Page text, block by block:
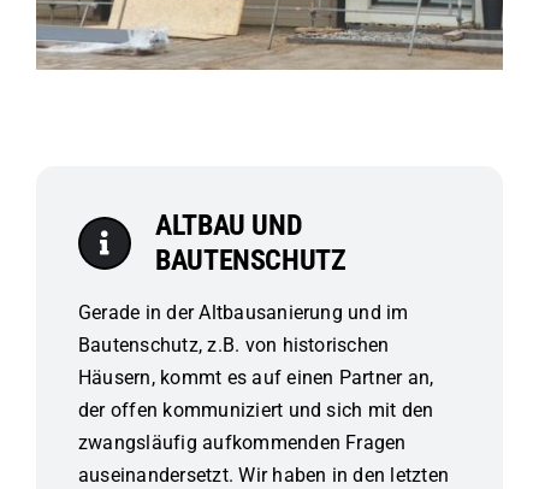
ALTBAU UND
BAUTENSCHUTZ
Gerade in der Altbausanierung und im
Bautenschutz, z.B. von historischen
Häusern, kommt es auf einen Partner an,
der offen kommuniziert und sich mit den
zwangsläufig aufkommenden Fragen
auseinandersetzt. Wir haben in den letzten